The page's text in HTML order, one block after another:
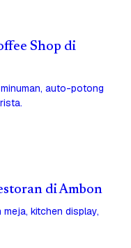
Shop di
auto-potong
di Ambon
kitchen display,